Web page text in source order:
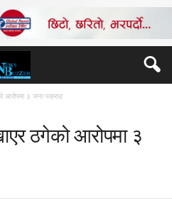
आरोपमा ३ जना पक्राउ
ठगेको आरोपमा ३